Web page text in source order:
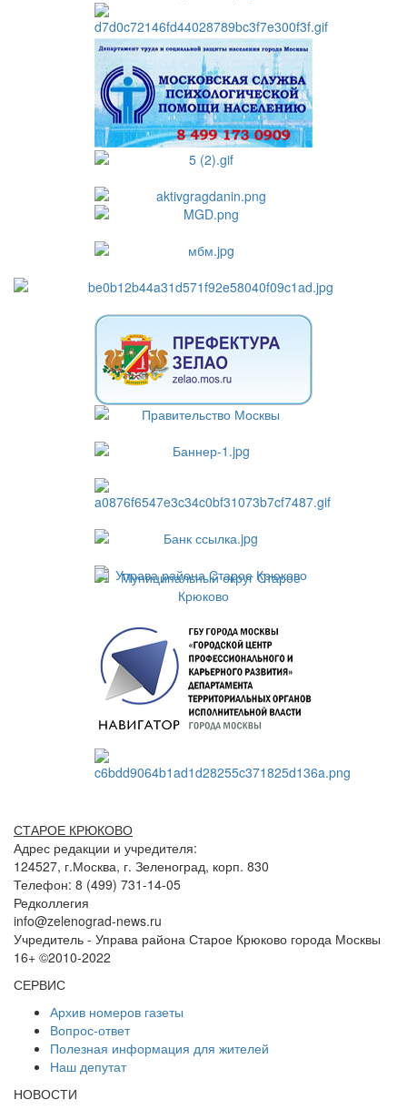
СТАРОЕ КРЮКОВО
Адрес редакции и учредителя:
124527, г.Москва, г. Зеленоград, корп. 830
Телефон: 8 (499) 731-14-05
Редколлегия
info@zelenograd-news.ru
Учредитель - Управа района Старое Крюково города Москвы
16+ ©2010-2022
СЕРВИС
Архив номеров газеты
Вопрос-ответ
Полезная информация для жителей
Наш депутат
НОВОСТИ